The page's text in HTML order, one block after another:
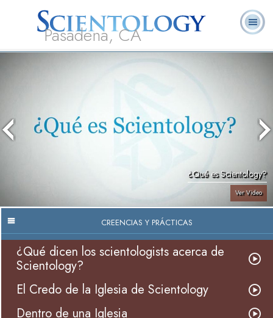
Pasadena, CA
¿Qué es Scientology?
Ver Video
CREENCIAS Y PRÁCTICAS
¿Qué dicen los scientologists acerca de
Scientology?
El Credo de la Iglesia de Scientology
Dentro de una Iglesia